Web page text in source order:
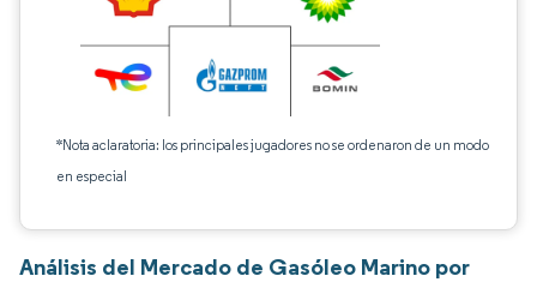
*Nota aclaratoria: los principales jugadores no se ordenaron de un modo
en especial
Análisis del Mercado de Gasóleo Marino por